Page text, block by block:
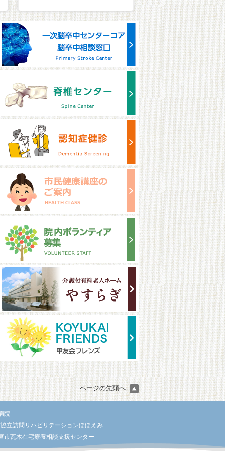
ページの先頭へ
院
立訪問リハビリテーションほほえみ
市瓦木在宅療養相談支援センター